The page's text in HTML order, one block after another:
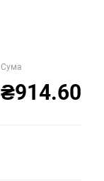
Сума
₴914.60